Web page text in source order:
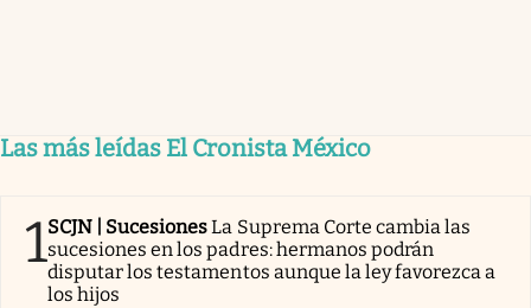
Las más leídas El Cronista México
1SCJN | SucesionesLa Suprema Corte cambia las
sucesiones en los padres: hermanos podrán
disputar los testamentos aunque la ley favorezca a
los hijos